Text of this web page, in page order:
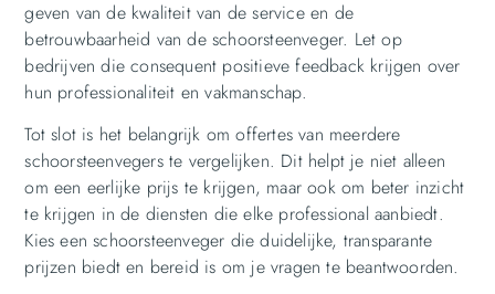
geven van de kwaliteit van de service en de
betrouwbaarheid van de schoorsteenveger. Let op
bedrijven die consequent positieve feedback krijgen over
hun professionaliteit en vakmanschap.
Tot slot is het belangrijk om offertes van meerdere
schoorsteenvegers te vergelijken. Dit helpt je niet alleen
om een eerlijke prijs te krijgen, maar ook om beter inzicht
te krijgen in de diensten die elke professional aanbiedt.
Kies een schoorsteenveger die duidelijke, transparante
prijzen biedt en bereid is om je vragen te beantwoorden.